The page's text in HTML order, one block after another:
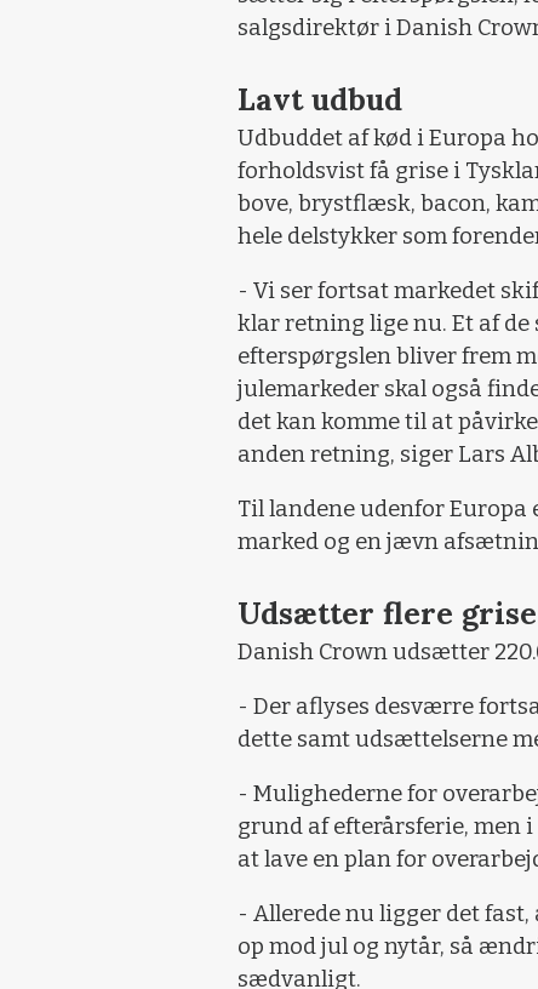
salgsdirektør i Danish
Lavt udbud
Udbuddet af kød i Europa
forholdsvist få grise i
bove, brystflæsk, bacon,
hele delstykker som
- Vi ser fortsat markedet
klar retning lige nu. Et af
efterspørgslen bliver frem
julemarkeder skal også
det kan komme til at
anden retning, siger Lars
Til landene udenfor
marked og en jævn
Udsætter flere grise
Danish Crown udsætter
- Der aflyses desværre
dette samt udsættelserne
- Mulighederne for
grund af efterårsferie, men
at lave en plan for
- Allerede nu ligger det
op mod jul og nytår, så
sædvanligt.